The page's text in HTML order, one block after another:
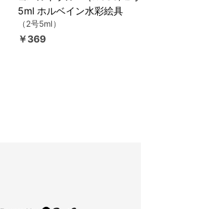
5ml ホルベイン水彩絵具
（2号5ml）
￥369